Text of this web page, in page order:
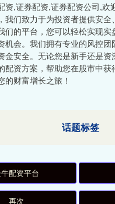
资,证券配资,证券配资公司,欢
我们致力于为投资者提供安全
们的平台，您可以轻松实现
机会。我们拥有专业的风控团
金安全。无论您是新手还是
配资方案，帮助您在股市中获
的财富增长之旅！
话题标签
配资平台
再次